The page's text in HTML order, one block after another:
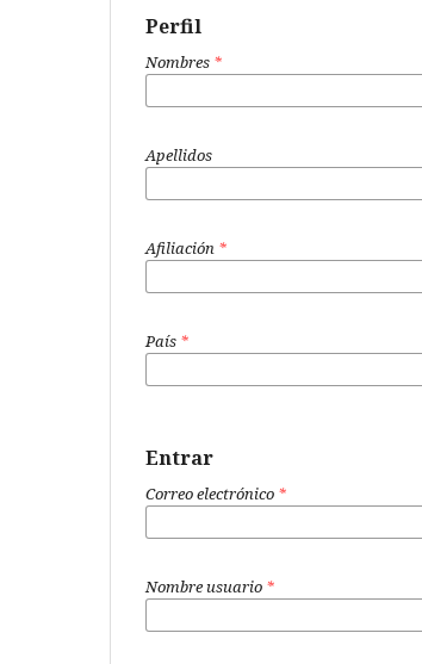
Perfil
Nombres *
Apellidos
Afiliación *
País *
Entrar
Correo electrónico *
Nombre usuario *